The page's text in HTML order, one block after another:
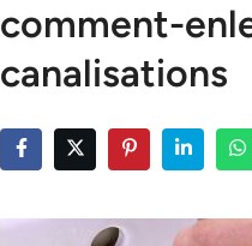
comment-
canalisations